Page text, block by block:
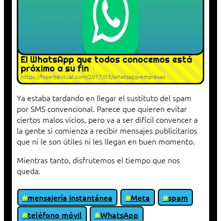
El WhatsApp que todos conocemos está
próximo a su fin
https://hipertextual.com/2017/03/whatsapp-empresas
Ya estaba tardando en llegar el sustituto del spam
por SMS convencional. Parece que quieren evitar
ciertos malos vicios, pero va a ser difícil convencer a
la gente si comienza a recibir mensajes publicitarios
que ni le son útiles ni les llegan en buen momento.
Mientras tanto, disfrutemos el tiempo que nos
queda.
mensajería instantánea Meta
spam
teléfono móvil
WhatsApp